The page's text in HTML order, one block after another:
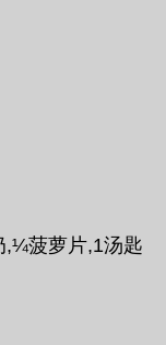
菠萝片,1汤匙